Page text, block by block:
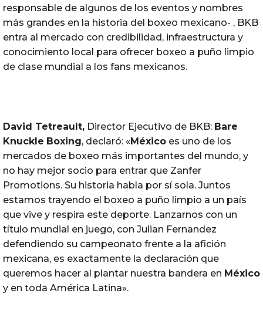
responsable de algunos de los eventos y nombres
más grandes en la historia del boxeo mexicano- , BKB
entra al mercado con credibilidad, infraestructura y
conocimiento local para ofrecer boxeo a puño limpio
de clase mundial a los fans mexicanos.
David Tetreault, Director Ejecutivo de BKB: Bare
Knuckle Boxing, declaró: «México es uno de los
mercados de boxeo más importantes del mundo, y
no hay mejor socio para entrar que Zanfer
Promotions. Su historia habla por sí sola. Juntos
estamos trayendo el boxeo a puño limpio a un país
que vive y respira este deporte. Lanzarnos con un
título mundial en juego, con Julian Fernandez
defendiendo su campeonato frente a la afición
mexicana, es exactamente la declaración que
queremos hacer al plantar nuestra bandera en México
y en toda América Latina».